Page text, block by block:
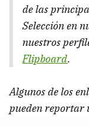
de las
Selección en
nuestros
Flipboard.
Algunos de los
pueden reportar